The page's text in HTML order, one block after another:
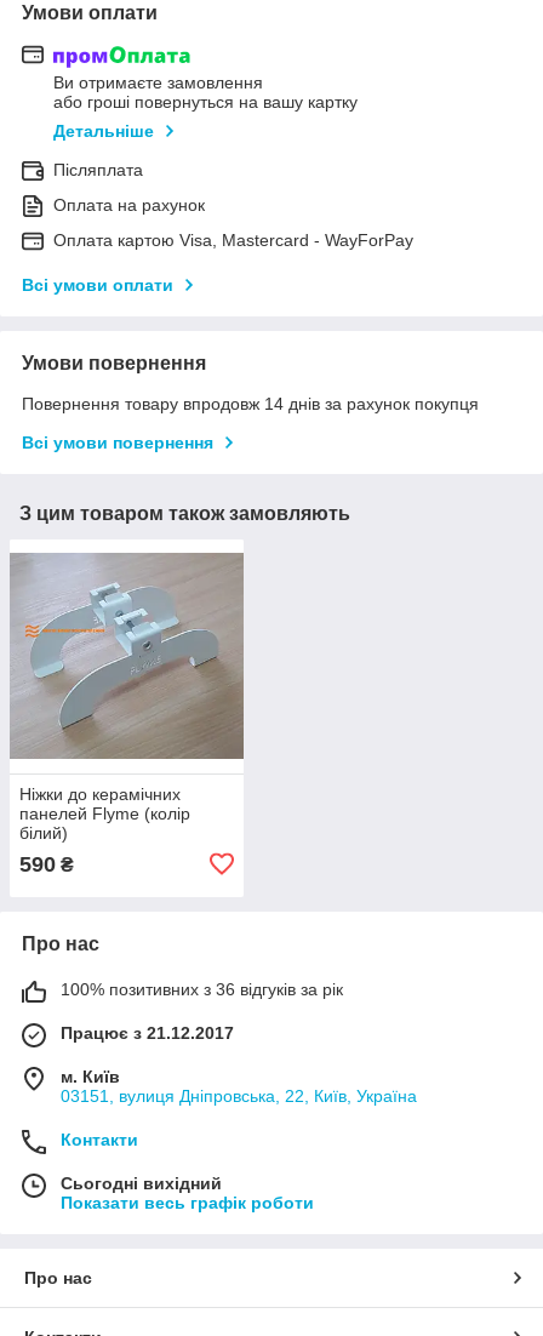
Умови оплати
Ви отримаєте замовлення
або гроші повернуться на вашу картку
Детальніше
Післяплата
Оплата на рахунок
Оплата картою Visa, Mastercard - WayForPay
Всі умови оплати
Умови повернення
Повернення товару впродовж 14 днів за рахунок покупця
Всі умови повернення
З цим товаром також замовляють
Ніжки до керамічних
панелей Flyme (колір
білий)
590 ₴
Про нас
100% позитивних з 36 відгуків за рік
Працює з 21.12.2017
м. Київ
03151, вулиця Дніпровська, 22, Київ, Україна
Контакти
Сьогодні вихідний
Показати весь графік роботи
Про нас